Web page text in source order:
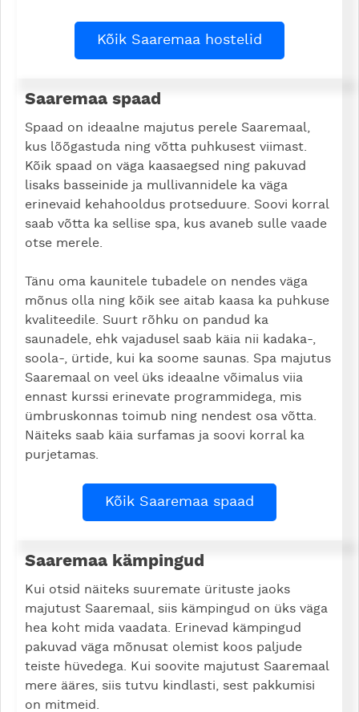
Kõik Saaremaa hostelid
Saaremaa spaad
Spaad on ideaalne majutus perele Saaremaal,
kus lõõgastuda ning võtta puhkusest viimast.
Kõik spaad on väga kaasaegsed ning pakuvad
lisaks basseinide ja mullivannidele ka väga
erinevaid kehahooldus protseduure. Soovi korral
saab võtta ka sellise spa, kus avaneb sulle vaade
otse merele.
Tänu oma kaunitele tubadele on nendes väga
mõnus olla ning kõik see aitab kaasa ka puhkuse
kvaliteedile. Suurt rõhku on pandud ka
saunadele, ehk vajadusel saab käia nii kadaka-,
soola-, ürtide, kui ka soome saunas. Spa majutus
Saaremaal on veel üks ideaalne võimalus viia
ennast kurssi erinevate programmidega, mis
ümbruskonnas toimub ning nendest osa võtta.
Näiteks saab käia surfamas ja soovi korral ka
purjetamas.
Kõik Saaremaa spaad
Saaremaa kämpingud
Kui otsid näiteks suuremate ürituste jaoks
majutust Saaremaal, siis kämpingud on üks väga
hea koht mida vaadata. Erinevad kämpingud
pakuvad väga mõnusat olemist koos paljude
teiste hüvedega. Kui soovite majutust Saaremaal
mere ääres, siis tutvu kindlasti, sest pakkumisi
on mitmeid.